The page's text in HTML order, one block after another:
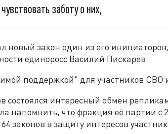
заботу о них,
новый закон один из его
единоросс Василий Пискарёв.
поддержкой" для участников СВО
состоялся интересный обмен
напомнить, что фракция её партии с
законов в защиту интересов